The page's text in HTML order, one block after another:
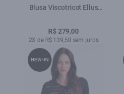
Blusa Viscotricot Ellus
R$ 279,00
2X de R$ 139,50 sem juros
NEW-IN